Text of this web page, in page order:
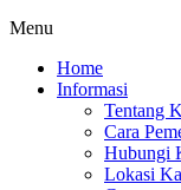
Menu
Home
Informasi
Tentang
Cara
Hubungi
Lokasi